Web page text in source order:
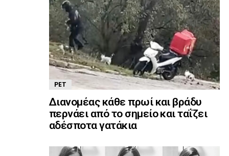
PET
Διανομέας κάθε πρωί και βράδυ
περνάει από το σημείο και ταΐζει
αδέσποτα γατάκια